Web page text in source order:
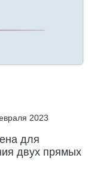
2023
для
двух прямых